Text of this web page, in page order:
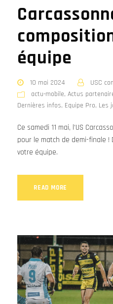
équipe
10 mai 2024
USC
actu-mobile, Actus
Dernières infos, Equipe Pro, Les
Ce samedi 11 mai, l’US
pour le match de demi-finale !
votre équipe.
READ MORE